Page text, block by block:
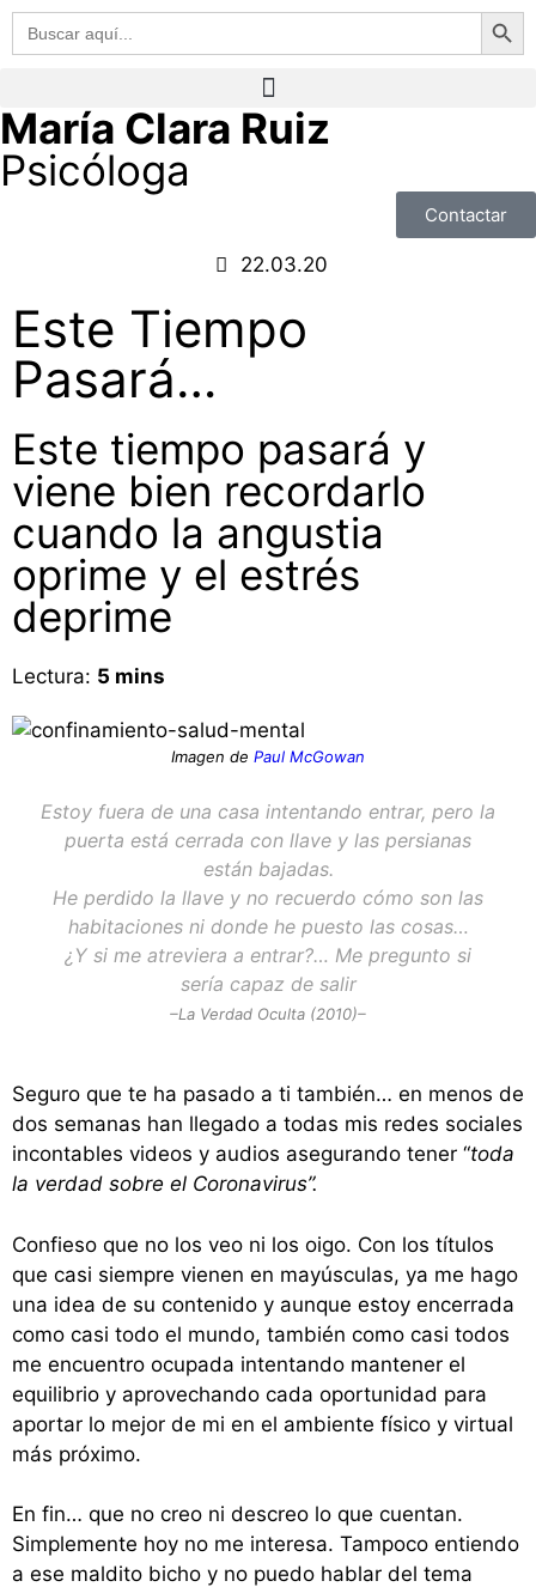
Buscar: Botón de
María Clara Ruiz
Psicóloga
Contactar
22.03.20
Este Tiempo
Pasará…
Este tiempo pasará y
viene bien recordarlo
cuando la angustia
oprime y el estrés
deprime
Lectura: 5 mins
Imagen de Paul McGowan
Estoy fuera de una casa intentando entrar, pero la
puerta está cerrada con llave y las persianas
están bajadas.
He perdido la llave y no recuerdo cómo son las
habitaciones ni donde he puesto las cosas…
¿Y si me atreviera a entrar?… Me pregunto si
sería capaz de salir
–La Verdad Oculta (2010)–
Seguro que te ha pasado a ti también… en menos de
dos semanas han llegado a todas mis redes sociales
incontables videos y audios asegurando tener “toda
la verdad sobre el Coronavirus”.
Confieso que no los veo ni los oigo. Con los títulos
que casi siempre vienen en mayúsculas, ya me hago
una idea de su contenido y aunque estoy encerrada
como casi todo el mundo, también como casi todos
me encuentro ocupada intentando mantener el
equilibrio y aprovechando cada oportunidad para
aportar lo mejor de mi en el ambiente físico y virtual
más próximo.
En fin… que no creo ni descreo lo que cuentan.
Simplemente hoy no me interesa. Tampoco entiendo
a ese maldito bicho y no puedo hablar del tema